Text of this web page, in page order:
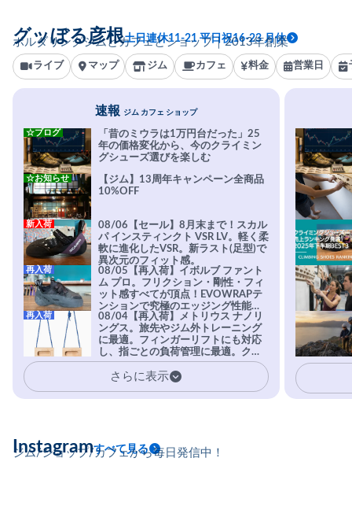
ボルダリングジムとカフェとショップ｜2013年創業
グッぼる彦根土日連休11-21 平日祝16-23 月休
ライブ マップ ジム カフェ 料金 営業日
速報 ジム カフェ ショップ
「昔のミウラは1万円台だった」25
年の価格変化から、今のクライミン
グシューズ選びを楽しむ
☆ブログ
【ジム】13周年キャンペーン全商品
10%OFF
☆お知らせ
08/06【セール】8月末まで！スカル
パ インスティンクト VSR LV。軽く柔
軟に進化したVSR。新ラスト(足型)で
異次元のフィット感。
新入荷
08/05【再入荷】イボルブ ファント
ム プロ。フリクション・剛性・フィ
ット感すべてが頂点！EVOWRAPテ
ンションで究極のエッジング性能を
実現。進化系ラバーEvo-74はTRAX
を凌駕する粘着力で極小ホールドに
安心感。
再入荷
08/04【再入荷】メトリウス ナノリ
ングス。旅先やジム外トレーニング
に最適。フィンガーリフトにも対応
し、指ごとの負荷管理に最適。クラ
イマーの指を本気で鍛えるギア。
再入荷
さらに表示
ジム/ショップ/カフェから毎日発信中！
Instagramすべて見る